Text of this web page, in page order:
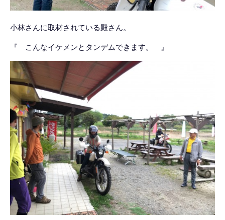
小林さんに取材されている殿さん。
『 こんなイケメンとタンデムできます。 』